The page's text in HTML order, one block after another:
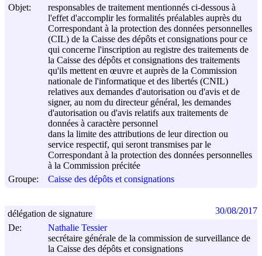
Objet:
responsables de traitement mentionnés ci-dessous à
l'effet d'accomplir les formalités préalables auprès du
Correspondant à la protection des données personnelles
(CIL) de la Caisse des dépôts et consignations pour ce
qui concerne l'inscription au registre des traitements de
la Caisse des dépôts et consignations des traitements
qu'ils mettent en œuvre et auprès de la Commission
nationale de l'informatique et des libertés (CNIL)
relatives aux demandes d'autorisation ou d'avis et de
signer, au nom du directeur général, les demandes
d'autorisation ou d'avis relatifs aux traitements de
données à caractère personnel
dans la limite des attributions de leur direction ou
service respectif, qui seront transmises par le
Correspondant à la protection des données personnelles
à la Commission précitée
Groupe:
Caisse des dépôts et consignations
De:
Nathalie Tessier
secrétaire générale de la commission de surveillance de
la Caisse des dépôts et consignations
délégation de signature 30/08/2017